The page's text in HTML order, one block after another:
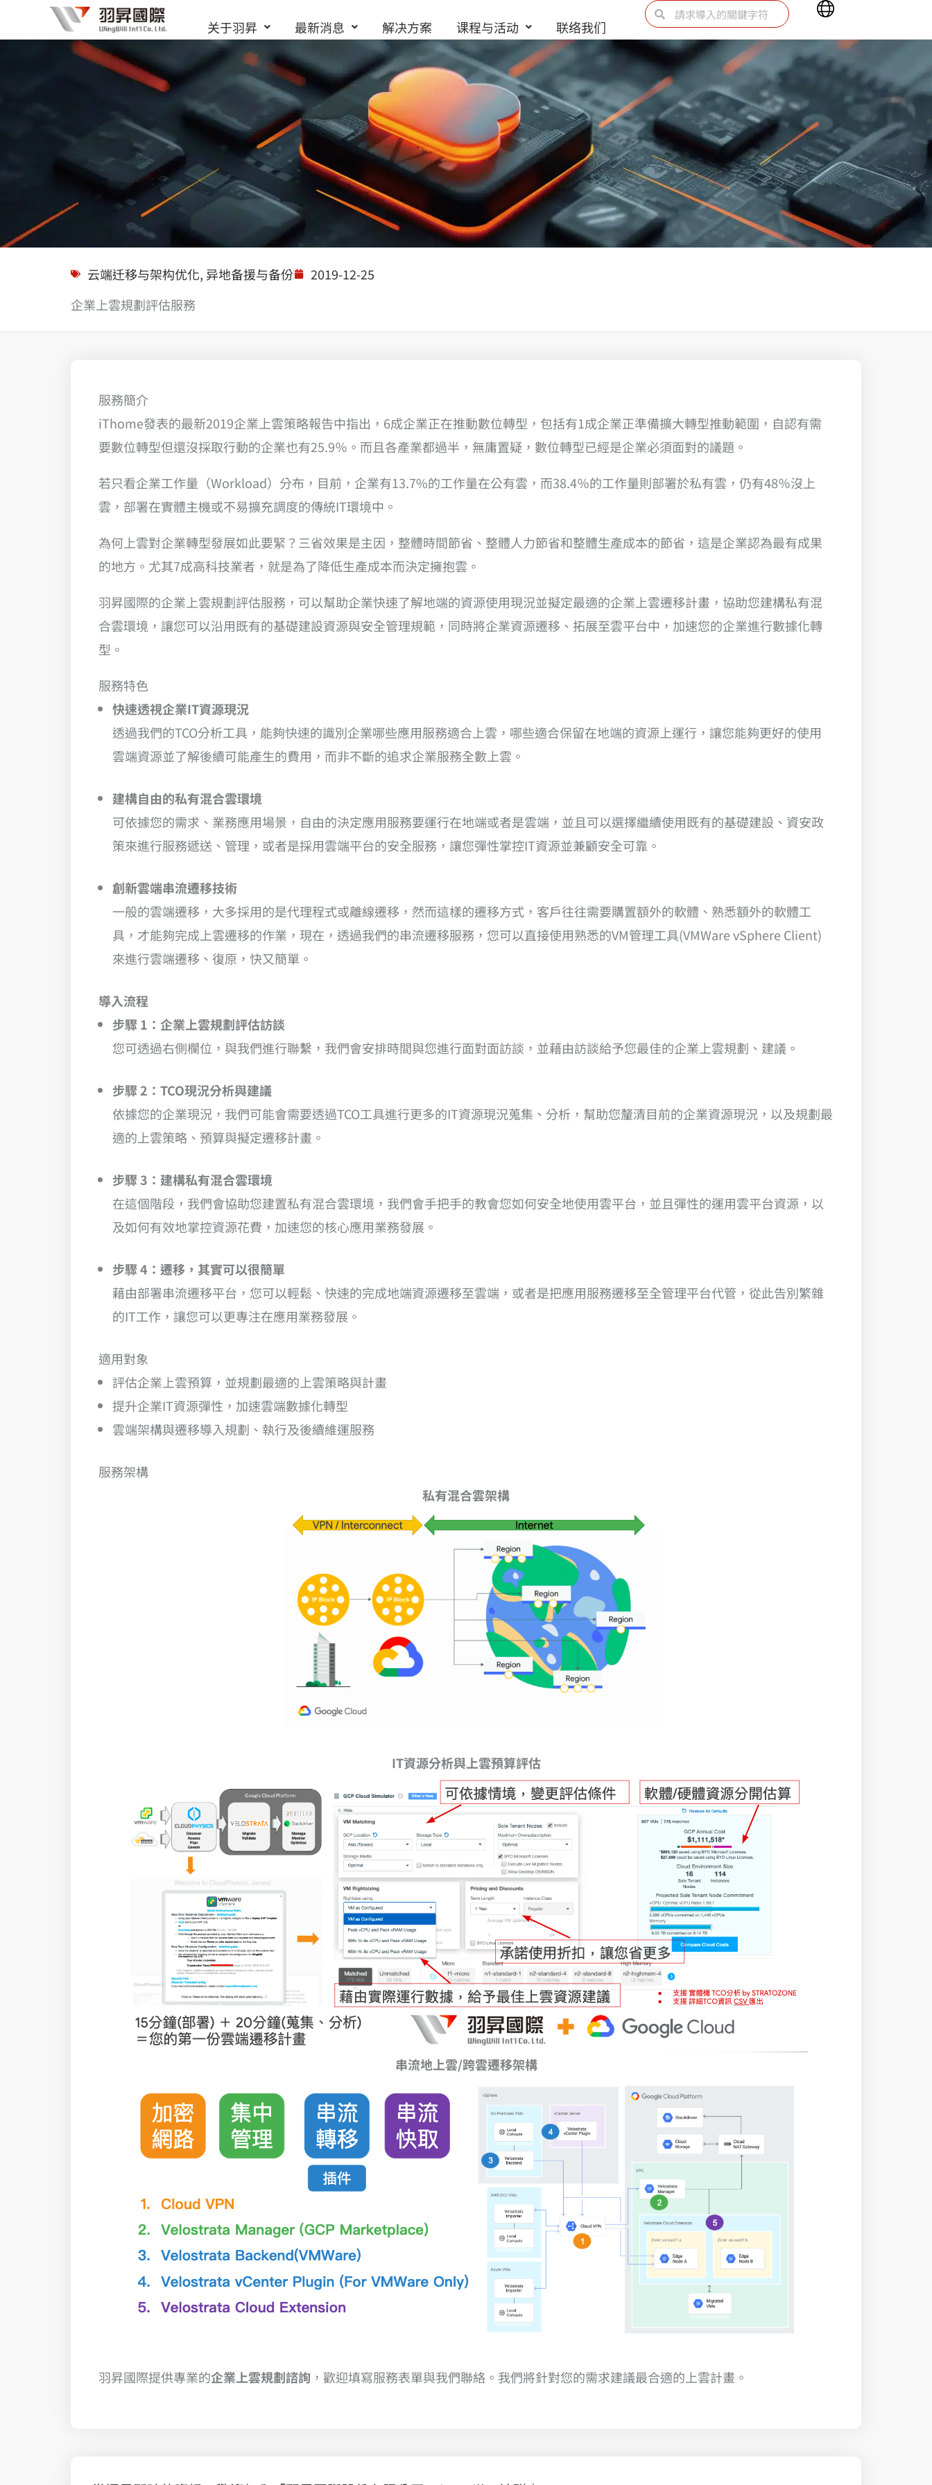
至
关于羽昇 最新消息 解决方案 课程与活动 联络我们
SearchSearch
Main
Menu
解决方案
云端迁移与架构优化, 异地备援与备份
2019-12-25
企業上雲規劃評估服務
服務簡介
iThome發表的最新2019企業上雲策略報告中指出，6成企業正在推動數位轉型，包括有1成企業正準備擴大轉型推動範圍，自認有需
要數位轉型但還沒採取行動的企業也有25.9％。而且各產業都過半，無庸置疑，數位轉型已經是企業必須面對的議題。
若只看企業工作量（Workload）分布，目前，企業有13.7%的工作量在公有雲，而38.4％的工作量則部署於私有雲，仍有48％沒上
雲，部署在實體主機或不易擴充調度的傳統IT環境中。
為何上雲對企業轉型發展如此要緊？三省效果是主因，整體時間節省、整體人力節省和整體生產成本的節省，這是企業認為最有成果
的地方。尤其7成高科技業者，就是為了降低生產成本而決定擁抱雲。
羽昇國際的企業上雲規劃評估服務，可以幫助企業快速了解地端的資源使用現況並擬定最適的企業上雲遷移計畫，協助您建構私有混
合雲環境，讓您可以沿用既有的基礎建設資源與安全管理規範，同時將企業資源遷移、拓展至雲平台中，加速您的企業進行數據化轉
型。
服務特色
快速透視企業IT資源現況
透過我們的TCO分析工具，能夠快速的識別企業哪些應用服務適合上雲，哪些適合保留在地端的資源上運行，讓您能夠更好的使用
雲端資源並了解後續可能產生的費用，而非不斷的追求企業服務全數上雲。
建構自由的私有混合雲環境
可依據您的需求、業務應用場景，自由的決定應用服務要運行在地端或者是雲端，並且可以選擇繼續使用既有的基礎建設、資安政
策來進行服務遞送、管理，或者是採用雲端平台的安全服務，讓您彈性掌控IT資源並兼顧安全可靠。
創新雲端串流遷移技術
一般的雲端遷移，大多採用的是代理程式或離線遷移，然而這樣的遷移方式，客戶往往需要購置額外的軟體、熟悉額外的軟體工
具，才能夠完成上雲遷移的作業，現在，透過我們的串流遷移服務，您可以直接使用熟悉的VM管理工具(VMWare vSphere Client)
來進行雲端遷移、復原，快又簡單。
導入流程
步驟 1：企業上雲規劃評估訪談
您可透過右側欄位，與我們進行聯繫，我們會安排時間與您進行面對面訪談，並藉由訪談給予您最佳的企業上雲規劃、建議。
步驟 2：TCO現況分析與建議
依據您的企業現況，我們可能會需要透過TCO工具進行更多的IT資源現況蒐集、分析，幫助您釐清目前的企業資源現況，以及規劃最
適的上雲策略、預算與擬定遷移計畫。
步驟 3：建構私有混合雲環境
在這個階段，我們會協助您建置私有混合雲環境，我們會手把手的教會您如何安全地使用雲平台，並且彈性的運用雲平台資源，以
及如何有效地掌控資源花費，加速您的核心應用業務發展。
步驟 4：遷移，其實可以很簡單
藉由部署串流遷移平台，您可以輕鬆、快速的完成地端資源遷移至雲端，或者是把應用服務遷移至全管理平台代管，從此告別繁雜
的IT工作，讓您可以更專注在應用業務發展。
適用對象
評估企業上雲預算，並規劃最適的上雲策略與計畫
提升企業IT資源彈性，加速雲端數據化轉型
雲端架構與遷移導入規劃、執行及後續維運服務
服務架構
私有混合雲架構
IT資源分析與上雲預算評估
串流地上雲/跨雲遷移架構
羽昇國際提供專業的企業上雲規劃諮詢 ，歡迎填寫服務表單與我們聯絡。我們將針對您的需求建議最合適的上雲計畫。